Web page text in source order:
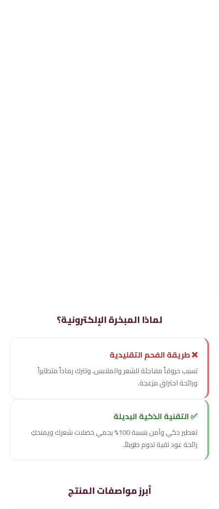
لماذا المبخرة الإلكترونية؟
❌ طريقة الفحم التقليدية
تسبب حروقاً مفاجئة للشعر والملابس، وتترك رماداً متطايراً
ورائحة احتراق مزعجة.
✅ التقنية الذكية البديلة
تعطير ذكي وآمن بنسبة 100% يحمي خصلات شعرك ويمنحكِ
رائحة عود نقية تدوم طويلاً.
أبرز مواصفات المنتج